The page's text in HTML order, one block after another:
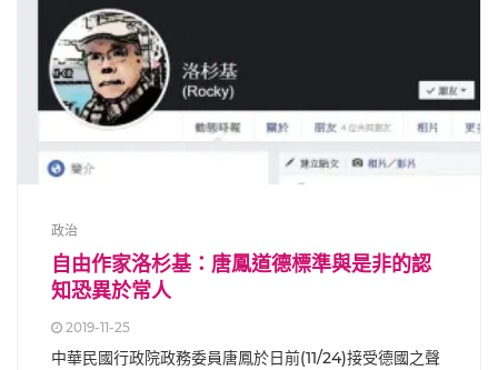
政治
自由作家洛杉基：唐鳳道德標準與是非的認
知恐異於常人
2019-11-25
中華民國行政院政務委員唐鳳於日前(11/24)接受德國之聲